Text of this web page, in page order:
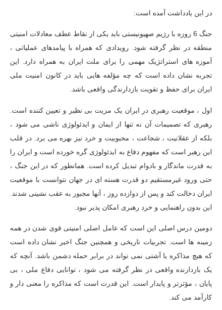
در این یادداشت آمده است:
جنگ 6 روزه با رژیم صهیونیستی باید یکی از نقاط عطف معادلات امنیتی
منطقه در نظر گرفته شود. رویدادی که همراه با پیامدهای عملیاتی ،
آموزه های استراتژیک مهمی را برای ملت ایران به همراه دارد. این
تجربه نشان داده است که چه مؤلفه هایی باید در کانون امنیت ملی
ایران برای حفظ و تقویت بازدارندگی واقعی باشد.
اول ، موقعیت رهبری در ایران یک مزیت بی نظیر و تعیین کننده است.
رهبری که تصمیمات آن نه تنها از ایمان و ایدئولوژی ناشی می شود ،
بلکه از عقلانیت ، شجاعت ، محبوبیت و خرد نیز بهره می برد. در قلب
این رهبر است که مفهوم دفاع به ایدئولوژی گره خورده است و ایران را
به قدرت ماندگار و بادوام تبدیل کرده است. همانطور که در این جنگ ،
حتی ورود غیرمستقیم دو قدرت هسته ای در جهان نتوانست با موقعیت
ایران دخالت کند و پس از دوازده روز ، آنها مجبور به عقب نشینی شدند.
این بدون راهنمایی و خرد رهبری امکان پذیر نبود.
دومین درس اصلی این است که عامل اصلی امنیتی قوی شدن در همه
زمینه ها است. تجربیات تاریخی و همچنین جنگ اخیر نشان داده است
که هیچ مذاکره یا آشتی نمی تواند در برابر حمله دشمن باشد. آنچه که
یک بازدارنده واقعی در نظر گرفته می شود ، توانایی دفاع ملی ، بی
پایان ، مؤثرتر و پایدار است. این قدرت است که مذاکره را معنی دار و
کارآمد می کند.